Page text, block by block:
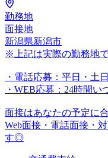
勤務地
面接地
新潟県新潟市
※上記は実際の勤務地
・電話応募：平日・土
・WEB応募：24時間い
面接はあなたの予定に
Web面接・電話面接・
す◎